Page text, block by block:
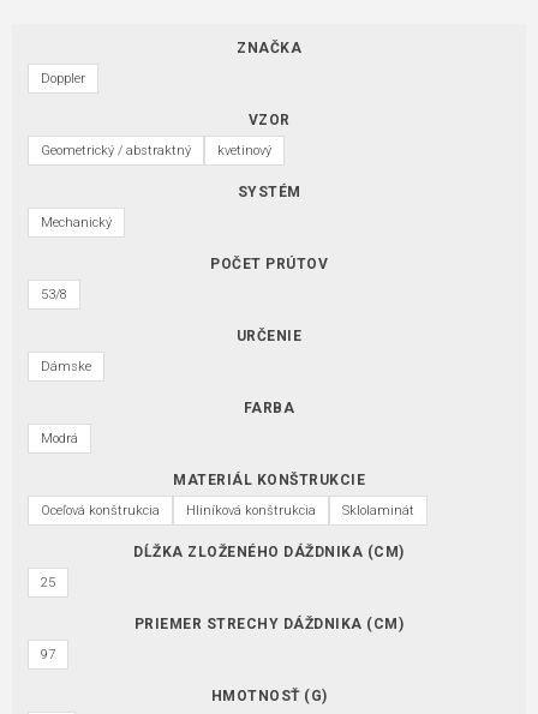
ZNAČKA
Doppler
VZOR
Geometrický / abstraktný kvetinový
SYSTÉM
Mechanický
POČET PRÚTOV
53/8
URČENIE
Dámske
FARBA
Modrá
MATERIÁL KONŠTRUKCIE
Oceľová konštrukcia Hliníková konštrukcia Sklolaminát
DĹŽKA ZLOŽENÉHO DÁŽDNIKA (CM)
25
PRIEMER STRECHY DÁŽDNIKA (CM)
97
HMOTNOSŤ (G)